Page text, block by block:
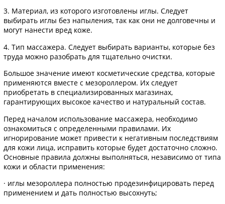
3. Материал, из которого изготовлены иглы. Следует
выбирать иглы без напыления, так как они не долговечны и
могут нанести вред коже.
4. Тип массажера. Следует выбирать варианты, которые без
труда можно разобрать для тщательно очистки.
Большое значение имеют косметические средства, которые
применяются вместе с мезороллером. Их следует
приобретать в специализированных магазинах,
гарантирующих высокое качество и натуральный состав.
Перед началом использование массажера, необходимо
ознакомиться с определенными правилами. Их
игнорирование может привести к негативным последствиям
для кожи лица, исправить которые будет достаточно сложно.
Основные правила должны выполняться, независимо от типа
кожи и области применения:
· иглы мезороллера полностью продезинфицировать перед
применением и дать полностью высохнуть;